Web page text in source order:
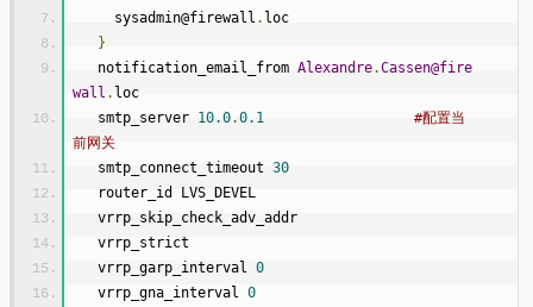
     sysadmin@firewall
. loc
}
   notification_email_from
Alexandre.Cassen@fire
wall . loc
   smtp_server
10.0.0.1
#配置当
前网关
   smtp_connect_timeout
30
   router_id LVS_DEVEL
   vrrp_skip_check_adv_addr
   vrrp_strict
   vrrp_garp_interval
0
   vrrp_gna_interval
0